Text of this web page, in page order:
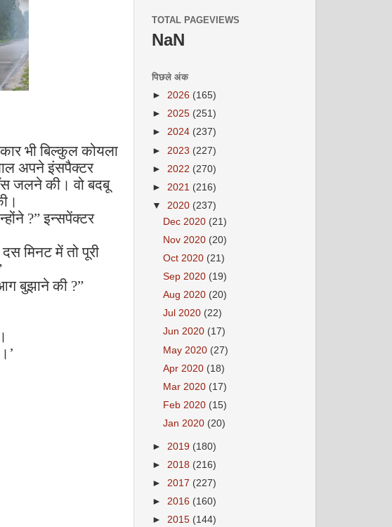
भी बिल्कुल कोयला
अपने इंसपैक्टर
जलने की। वो बदबू
?”इन्सपेंक्टर
मिनट में तो पूरी
बुझाने की?”
’
TOTAL PAGEVIEWS
NaN
पिछले अंक
► 2026 (165)
► 2025 (251)
► 2024 (237)
► 2023 (227)
► 2022 (270)
► 2021 (216)
▼ 2020 (237)
Dec 2020 (21)
Nov 2020 (20)
Oct 2020 (21)
Sep 2020 (19)
Aug 2020 (20)
Jul 2020 (22)
Jun 2020 (17)
May 2020 (27)
Apr 2020 (18)
Mar 2020 (17)
Feb 2020 (15)
Jan 2020 (20)
► 2019 (180)
► 2018 (216)
► 2017 (227)
► 2016 (160)
► 2015 (144)